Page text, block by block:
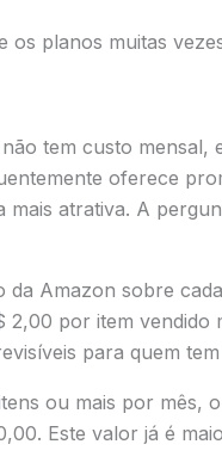
planos muitas
tem custo
oferece
mais atrativa. A
da Amazon sobre
por item
para quem
ou mais por mês,
Este valor já é